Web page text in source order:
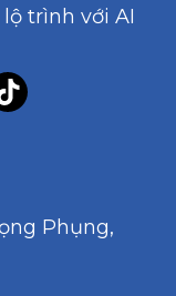
trình với AI
Phụng,